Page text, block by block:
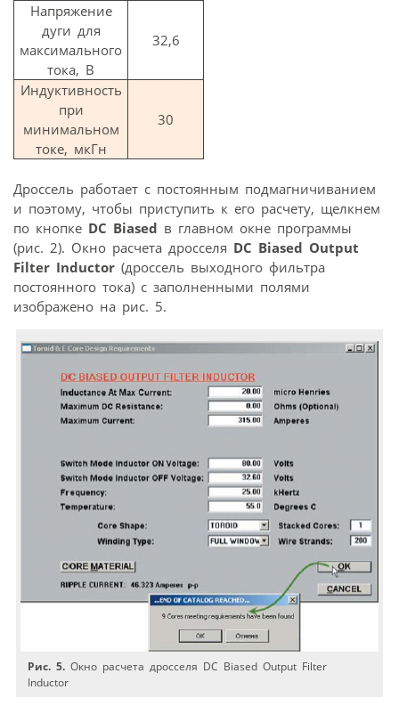
Напряжение
дуги для
максимального
тока, В
32,6
Индуктивность
при
минимальном
токе, мкГн
30
Дроссель работает с постоянным подмагничиванием
и поэтому, чтобы приступить к его расчету, щелкнем
по кнопке DC Biased в главном окне программы
(рис. 2). Окно расчета дросселя DC Biased Output
Filter Inductor (дроссель выходного фильтра
постоянного тока) с заполненными полями
изображено на рис. 5.
Рис. 5. Окно расчета дросселя DC Biased Output Filter
Inductor